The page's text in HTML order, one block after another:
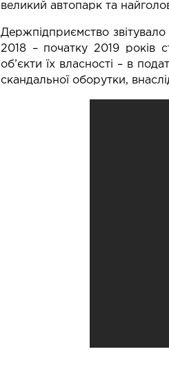
великий автопарк та
Держпідприємство
2018 – початку 2019 років
об’єкти їх власності – в
скандальної оборутки,